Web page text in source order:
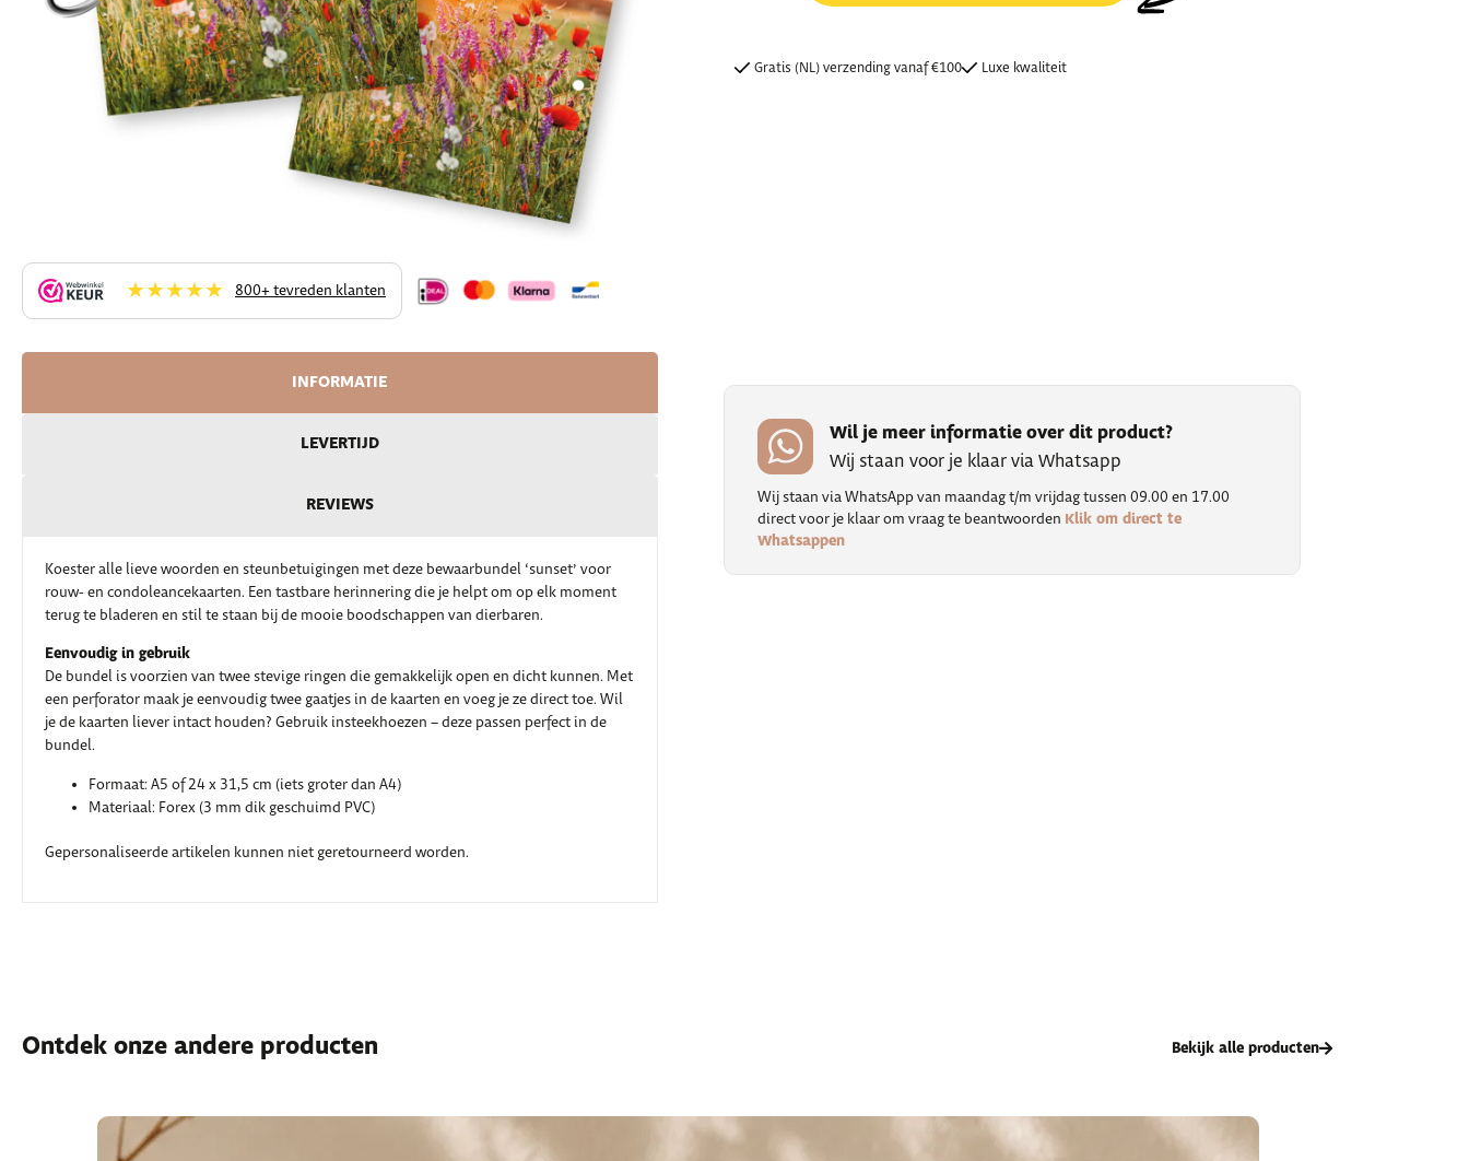
★★★★★ 800+ tevreden klanten
Gratis (NL) verzending vanaf €100 Luxe kwaliteit
INFORMATIE
LEVERTIJD
REVIEWS
Koester alle lieve woorden en steunbetuigingen met deze bewaarbundel ‘sunset’ voor
rouw- en condoleancekaarten. Een tastbare herinnering die je helpt om op elk moment
terug te bladeren en stil te staan bij de mooie boodschappen van dierbaren.
Eenvoudig in gebruik
De bundel is voorzien van twee stevige ringen die gemakkelijk open en dicht kunnen. Met
een perforator maak je eenvoudig twee gaatjes in de kaarten en voeg je ze direct toe. Wil
je de kaarten liever intact houden? Gebruik insteekhoezen – deze passen perfect in de
bundel.
Formaat: A5 of 24 x 31,5 cm (iets groter dan A4)
Materiaal: Forex (3 mm dik geschuimd PVC)
Gepersonaliseerde artikelen kunnen niet geretourneerd worden.
Wil je meer informatie over dit product?
Wij staan voor je klaar via Whatsapp
Wij staan via WhatsApp van maandag t/m vrijdag tussen 09.00 en 17.00
direct voor je klaar om vraag te beantwoorden Klik om direct te
Whatsappen
Ontdek onze andere producten Bekijk alle producten